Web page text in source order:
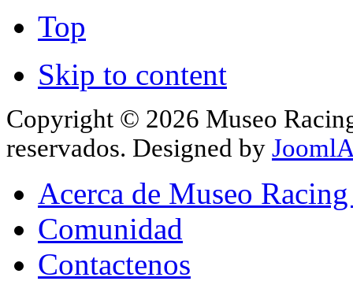
Top
Skip to content
Copyright © 2026 Museo
reservados. Designed by
Acerca de Museo
Comunidad
Contactenos